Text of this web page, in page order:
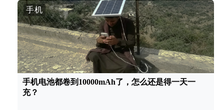
手机
手机电池都卷到10000mAh了，怎么还是得一天一
充？